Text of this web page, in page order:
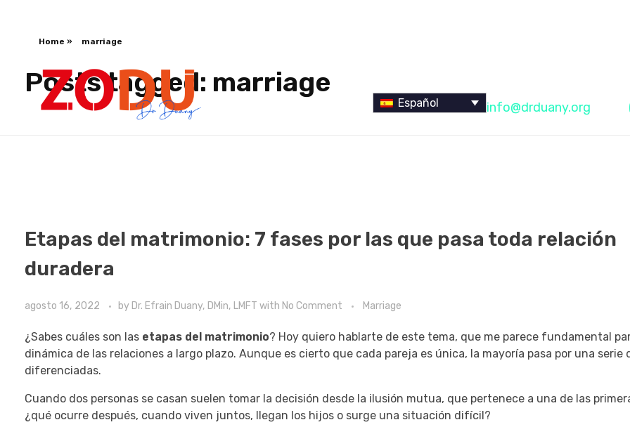
Español info@drduany.org
Home » marriage
Posts tagged: marriage
Etapas del matrimonio: 7 fases por las que pasa toda relación
duradera
agosto 16, 2022 by Dr. Efrain Duany, DMin, LMFT with No Comment Marriage
¿Sabes cuáles son las etapas del matrimonio? Hoy quiero hablarte de este tema, que me parece fundamental
dinámica de las relaciones a largo plazo. Aunque es cierto que cada pareja es única, la mayoría pasa por una serie
diferenciadas.
Cuando dos personas se casan suelen tomar la decisión desde la ilusión mutua, que pertenece a una de las
¿qué ocurre después, cuando viven juntos, llegan los hijos o surge una situación difícil?